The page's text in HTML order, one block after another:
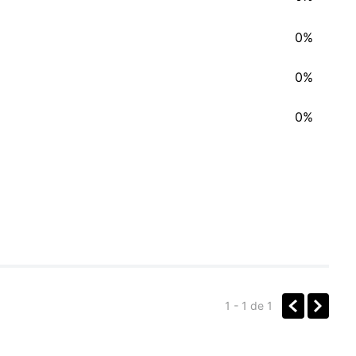
0%
0%
0%
1 - 1de 1